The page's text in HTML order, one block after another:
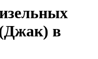
в